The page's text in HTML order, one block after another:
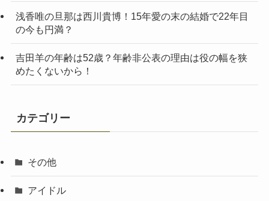
浅香唯の旦那は西川貴博！15年愛の末の結婚で22年目
の今も円満？
吉田羊の年齢は52歳？年齢非公表の理由は役の幅を狭
めたくないから！
カテゴリー
その他
アイドル